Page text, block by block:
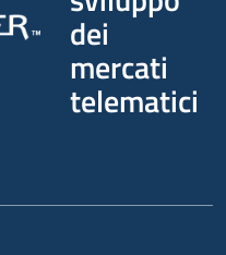
dei
mercati
telematici